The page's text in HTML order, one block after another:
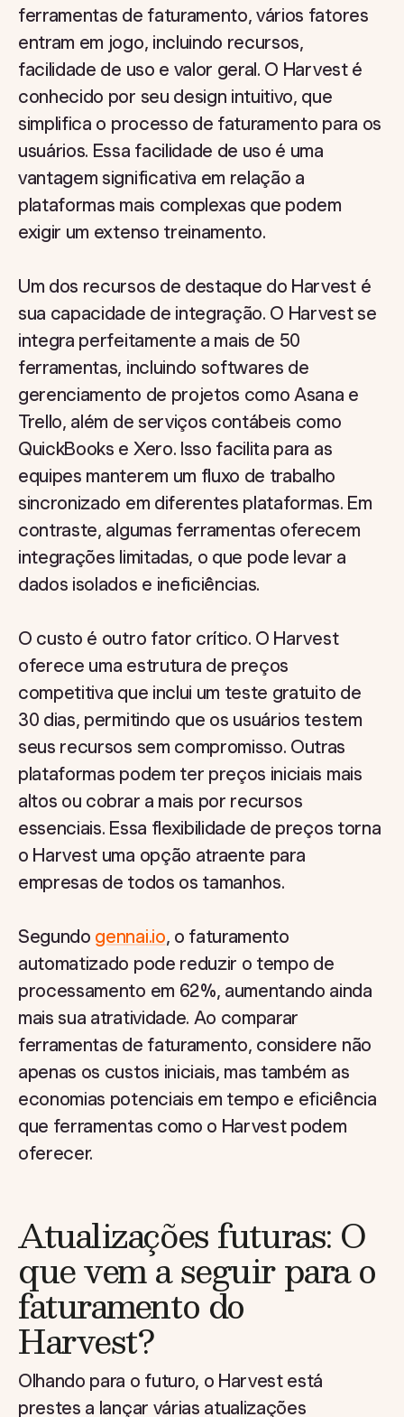
ferramentas de faturamento, vários fatores
entram em jogo, incluindo recursos,
facilidade de uso e valor geral. O Harvest é
conhecido por seu design intuitivo, que
simplifica o processo de faturamento para os
usuários. Essa facilidade de uso é uma
vantagem significativa em relação a
plataformas mais complexas que podem
exigir um extenso treinamento.
Um dos recursos de destaque do Harvest é
sua capacidade de integração. O Harvest se
integra perfeitamente a mais de 50
ferramentas, incluindo softwares de
gerenciamento de projetos como Asana e
Trello, além de serviços contábeis como
QuickBooks e Xero. Isso facilita para as
equipes manterem um fluxo de trabalho
sincronizado em diferentes plataformas. Em
contraste, algumas ferramentas oferecem
integrações limitadas, o que pode levar a
dados isolados e ineficiências.
O custo é outro fator crítico. O Harvest
oferece uma estrutura de preços
competitiva que inclui um teste gratuito de
30 dias, permitindo que os usuários testem
seus recursos sem compromisso. Outras
plataformas podem ter preços iniciais mais
altos ou cobrar a mais por recursos
essenciais. Essa flexibilidade de preços torna
o Harvest uma opção atraente para
empresas de todos os tamanhos.
Segundo gennai.io, o faturamento
automatizado pode reduzir o tempo de
processamento em 62%, aumentando ainda
mais sua atratividade. Ao comparar
ferramentas de faturamento, considere não
apenas os custos iniciais, mas também as
economias potenciais em tempo e eficiência
que ferramentas como o Harvest podem
oferecer.
Atualizações futuras: O
que vem a seguir para o
faturamento do
Harvest?
Olhando para o futuro, o Harvest está
prestes a lançar várias atualizações